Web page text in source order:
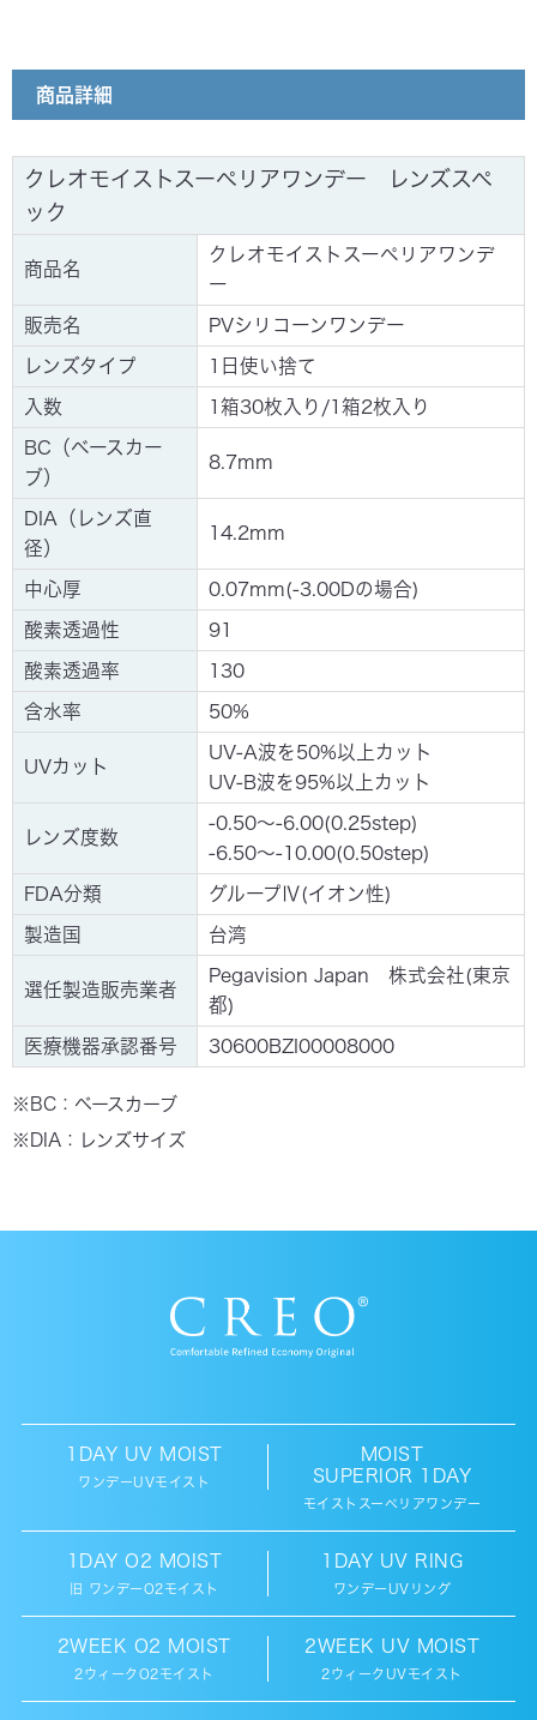
お問い合わせ
ご注文はこちら
商品詳細
クレオモイストスーペリアワンデー レンズスペ
ック
商品名
クレオモイストスーペリアワンデ
ー
販売名 PVシリコーンワンデー
レンズタイプ 1日使い捨て
入数 1箱30枚入り/1箱2枚入り
BC（ベースカー
ブ）
8.7mm
DIA（レンズ直
径）
14.2mm
中心厚 0.07mm(-3.00Dの場合)
酸素透過性 91
酸素透過率 130
含水率 50%
UVカット
UV-A波を50%以上カット
UV-B波を95%以上カット
レンズ度数
-0.50～-6.00(0.25step)
-6.50～-10.00(0.50step)
FDA分類 グループⅣ(イオン性)
製造国 台湾
選任製造販売業者
Pegavision Japan 株式会社(東京
都)
医療機器承認番号 30600BZI00008000
※BC：ベースカーブ
※DIA：レンズサイズ
1DAY UV MOIST
ワンデーUVモイスト
MOIST
SUPERIOR 1DAY
モイストスーペリアワンデー
1DAY O2 MOIST
旧 ワンデーO2モイスト
1DAY UV RING
ワンデーUVリング
2WEEK O2 MOIST
2ウィークO2モイスト
2WEEK UV MOIST
2ウィークUVモイスト